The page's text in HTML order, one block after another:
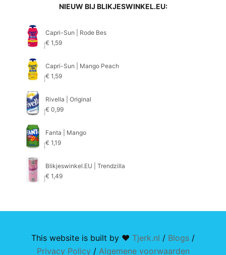
NIEUW BIJ BLIKJESWINKEL.EU:
Capri-Sun | Rode Bes
€ 1,59
Capri-Sun | Mango Peach
€ 1,59
Rivella | Original
€ 0,99
Fanta | Mango
€ 1,19
Blikjeswinkel.EU | Trendzilla
€ 1,49
This website is built by ♥ Tjerk.nl / Blogs /
Privacy Policy / Algemene voorwaarden